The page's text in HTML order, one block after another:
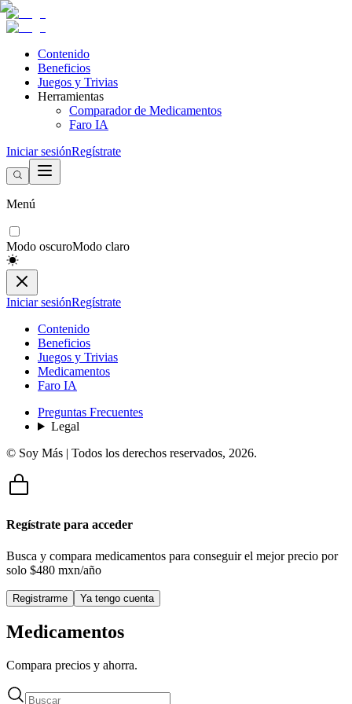
Contenido
Beneficios
Juegos y Trivias
Herramientas
Comparador de Medicamentos
Faro IA
Iniciar sesiónRegístrate
Menú
Modo oscuroModo claro
Iniciar sesiónRegístrate
Contenido
Beneficios
Juegos y Trivias
Medicamentos
Faro IA
Preguntas Frecuentes
Legal
© Soy Más | Todos los derechos reservados, 2026.
Regístrate para acceder
Busca y compara medicamentos para conseguir el mejor precio por
solo $480 mxn/año
Registrarme Ya tengo cuenta
Medicamentos
Compara precios y ahorra.